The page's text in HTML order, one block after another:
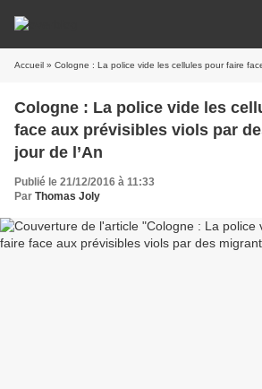
Accueil » Cologne : La police vide les cellules pour faire face aux prévisibles
Cologne : La police vide les
face aux prévisibles viols par
jour de l’An
Publié le 21/12/2016 à 11:33
Par Thomas Joly